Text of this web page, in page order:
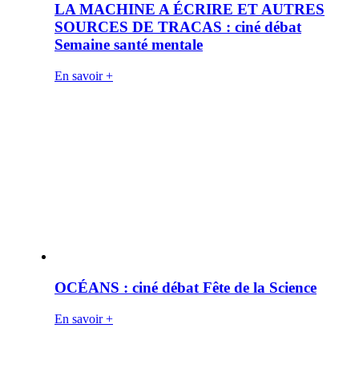
LA MACHINE A ÉCRIRE ET AUTRES
SOURCES DE TRACAS : ciné débat
Semaine santé mentale
En savoir +
OCÉANS : ciné débat Fête de la Science
En savoir +